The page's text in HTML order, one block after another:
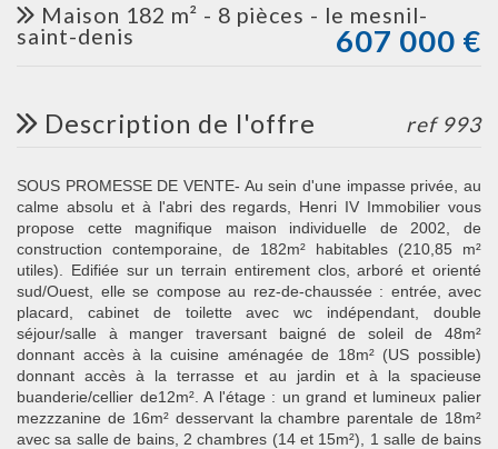
maison 182 m² - 8 pièces - le mesnil-
saint-denis
607 000 €
description de l'offre ref 993
SOUS PROMESSE DE VENTE- Au sein d'une impasse privée, au
calme absolu et à l'abri des regards, Henri IV Immobilier vous
propose cette magnifique maison individuelle de 2002, de
construction contemporaine, de 182m² habitables (210,85 m²
utiles). Edifiée sur un terrain entirement clos, arboré et orienté
sud/Ouest, elle se compose au rez-de-chaussée : entrée, avec
placard, cabinet de toilette avec wc indépendant, double
séjour/salle à manger traversant baigné de soleil de 48m²
donnant accès à la cuisine aménagée de 18m² (US possible)
donnant accès à la terrasse et au jardin et à la spacieuse
buanderie/cellier de12m². A l'étage : un grand et lumineux palier
mezzzanine de 16m² desservant la chambre parentale de 18m²
avec sa salle de bains, 2 chambres (14 et 15m²), 1 salle de bains